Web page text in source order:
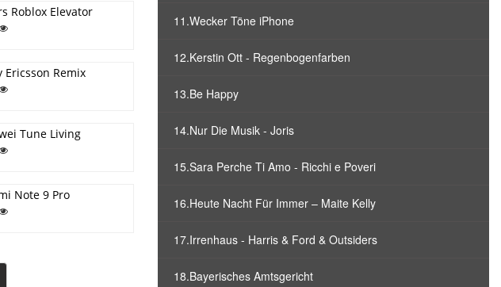
Roblox Elevator
Ericsson Remix
Tune Living
Note 9 Pro
11.Wecker Töne iPhone
12.Kerstin Ott - Regenbogenfarben
13.Be Happy
14.Nur Die Musik - Joris
15.Sara Perche Ti Amo - Ricchi e Poveri
16.Heute Nacht Für Immer – Maite Kelly
17.Irrenhaus - Harris & Ford & Outsiders
18.Bayerisches Amtsgericht